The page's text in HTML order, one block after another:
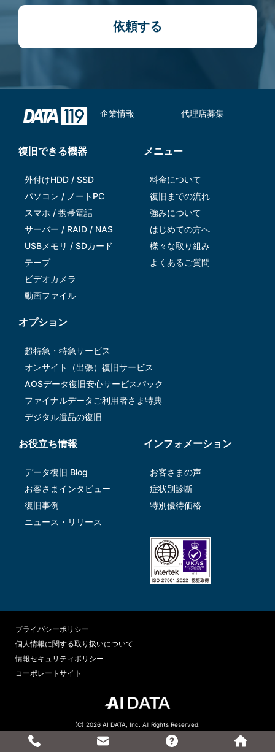
依頼する
企業情報 代理店募集
復旧できる機器
外付けHDD / SSD
パソコン / ノートPC
スマホ / 携帯電話
サーバー / RAID / NAS
USBメモリ / SDカード
テープ
ビデオカメラ
動画ファイル
メニュー
料金について
復旧までの流れ
強みについて
はじめての方へ
様々な取り組み
よくあるご質問
オプション
超特急・特急サービス
オンサイト（出張）復旧サービス
AOSデータ復旧安⼼サービスパック
ファイナルデータご利⽤者さま特典
デジタル遺品の復旧
お役立ち情報
データ復旧 Blog
お客さまインタビュー
復旧事例
ニュース・リリース
インフォメーション
お客さまの声
症状別診断
特別優待価格
プライバシーポリシー
個人情報に関する取り扱いについて
情報セキュリティポリシー
コーポレートサイト
(C) 2026 AI DATA, Inc. All Rights Reserved.